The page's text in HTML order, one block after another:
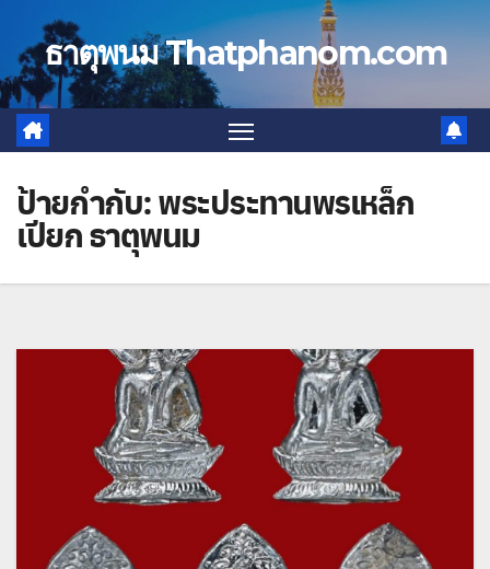
contentธาตุพนม Thatphanom.com
ป้ายกำกับ:พระประทานพรเหล็ก
เปียก ธาตุพนม